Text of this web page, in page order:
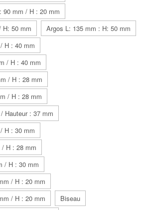
90 mm / H : 20 mm
H: 50 mm
Argos L: 135 mm : H: 50 mm
H : 40 mm
/ H : 40 mm
/ H : 28 mm
/ H : 28 mm
Hauteur : 37 mm
H : 30 mm
H : 28 mm
/ H : 30 mm
/ H : 20 mm
/ H : 20 mm
Biseau